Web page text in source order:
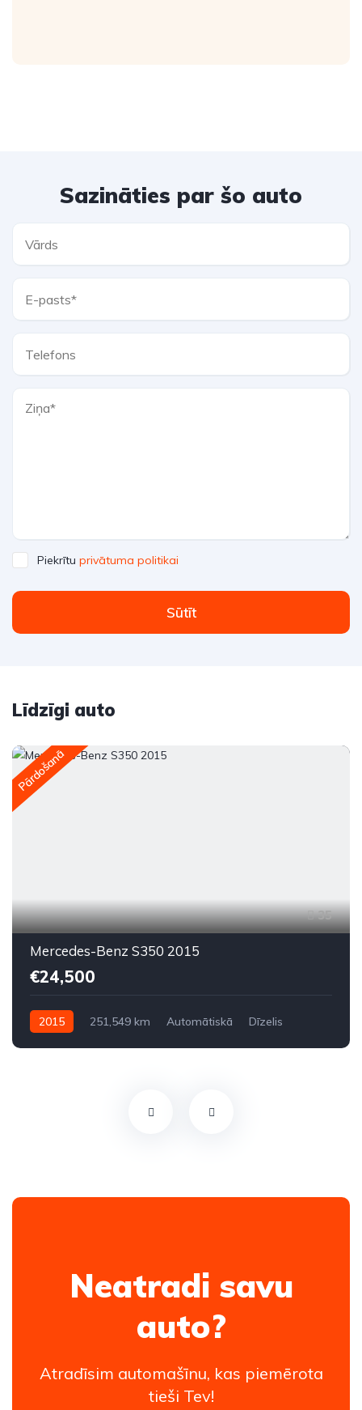
Sazināties par šo auto
Piekrītu privātuma politikai
Sūtīt
Līdzīgi auto
Pārdošanā
35
Mercedes-Benz S350 2015
€24,500
2015 251,549 km Automātiskā
Dīzelis
Neatradi savu
auto?
Atradīsim automašīnu, kas piemērota
tieši Tev!